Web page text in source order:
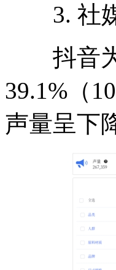
3. 社媒
抖音为
39.1%（
声量呈下